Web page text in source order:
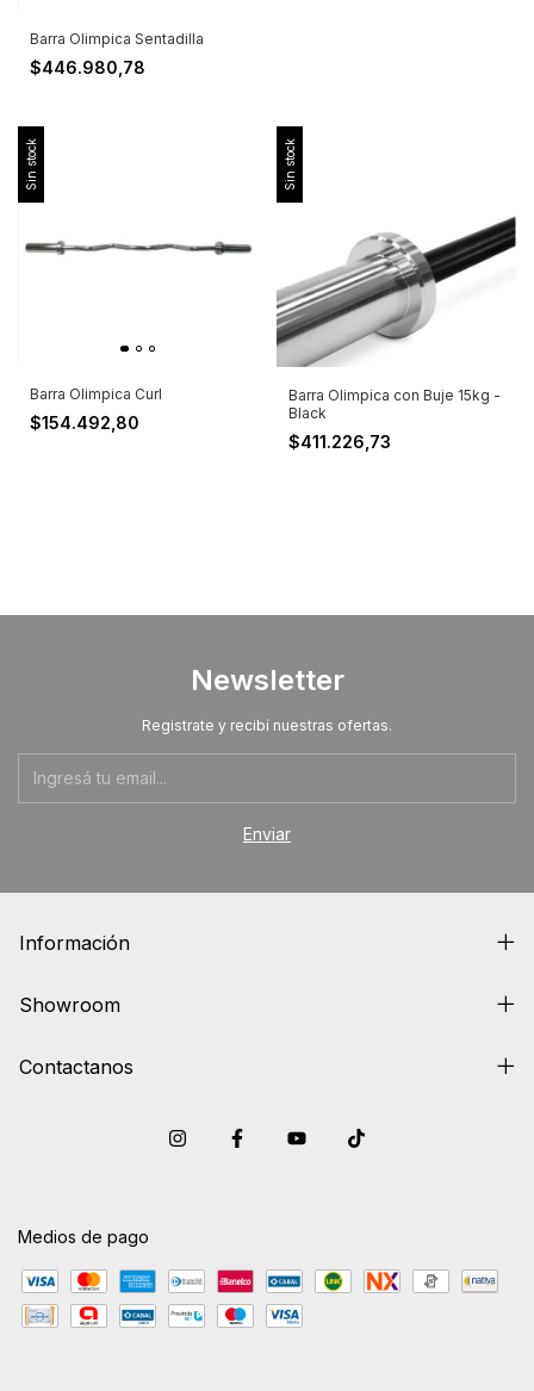
Barra Olimpica Sentadilla
$446.980,78
Sin stock
Barra Olimpica Curl
$154.492,80
Sin stock
Barra Olimpica con Buje 15kg -
Black
$411.226,73
Newsletter
Registrate y recibí nuestras ofertas.
Información
Showroom
Contactanos
Medios de pago